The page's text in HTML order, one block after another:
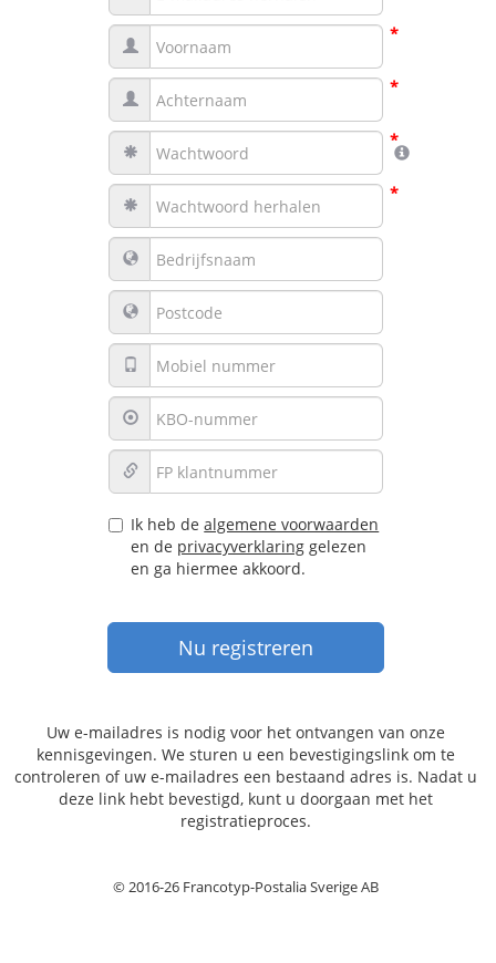
*
*
*
*
Ik heb dealgemene voorwaarden
en de privacyverklaring gelezen
en ga hiermee akkoord.
Uw e-mailadres is nodig voor het ontvangen van onze
kennisgevingen. We sturen u een bevestigingslink om te
controleren of uw e-mailadres een bestaand adres is. Nadat u
deze link hebt bevestigd, kunt u doorgaan met het
registratieproces.
© 2016-26 Francotyp-Postalia Sverige AB